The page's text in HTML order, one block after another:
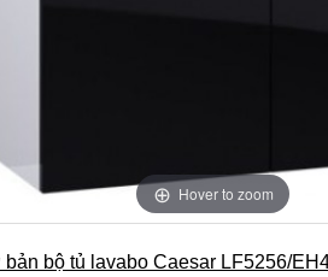
Hover to zoom
bộ tủ lavabo Caesar LF5256/